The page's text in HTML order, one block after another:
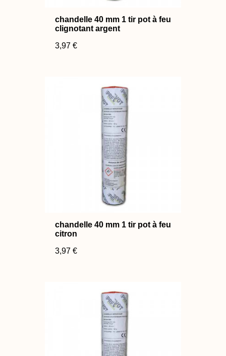
chandelle 40 mm 1 tir pot à feu
clignotant argent
3,97 €
chandelle 40 mm 1 tir pot à feu
citron
3,97 €